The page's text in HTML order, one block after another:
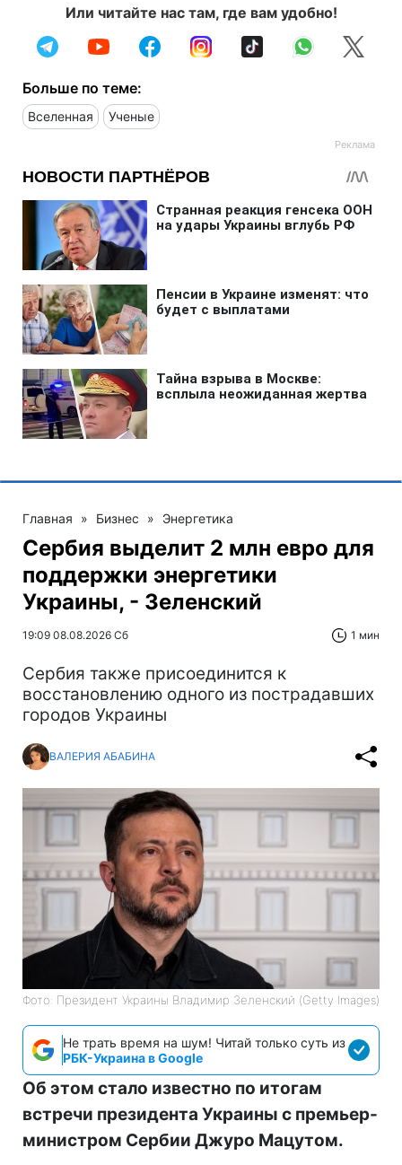
Или читайте нас там, где вам удобно!
Больше по теме:
Вселенная Ученые
Главная » Бизнес » Энергетика
Сербия выделит 2 млн евро для
поддержки энергетики
Украины, - Зеленский
19:09 08.08.2026 Сб 1 мин
Сербия также присоединится к
восстановлению одного из пострадавших
городов Украины
ВАЛЕРИЯ АБАБИНА
Фото: Президент Украины Владимир Зеленский (Getty Images)
Не трать время на шум! Читай только суть из
РБК-Украина в Google
Об этом стало известно по итогам
встречи президента Украины с премьер-
министром Сербии Джуро Мацутом.